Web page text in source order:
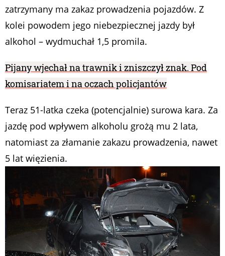
zatrzymany ma zakaz prowadzenia pojazdów. Z
kolei powodem jego niebezpiecznej jazdy był
alkohol – wydmuchał 1,5 promila.
Pijany wjechał na trawnik i zniszczył znak. Pod
komisariatem i na oczach policjantów
Teraz 51-latka czeka (potencjalnie) surowa kara. Za
jazdę pod wpływem alkoholu grożą mu 2 lata,
natomiast za złamanie zakazu prowadzenia, nawet
5 lat więzienia.